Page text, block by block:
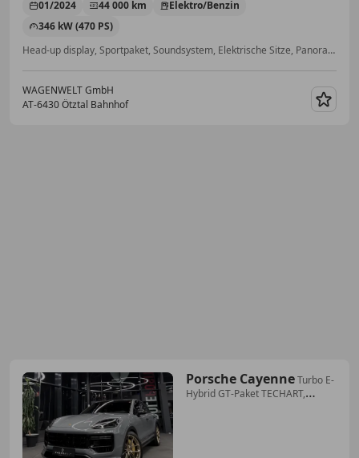
01/2024 44 000 km
Elektro/Benzin
346 kW (470 PS)
Head-up display, Sportpaket, Soundsystem, Elektrische Sitze, Panoramadach, Beheizbares Lenkrad, Sommerreifen, Induktionsladen für Smartphones
WAGENWELT GmbH
AT-6430 Ötztal Bahnhof
Porsche CayenneTurbo E-
Hybrid GT-Paket TECHART,